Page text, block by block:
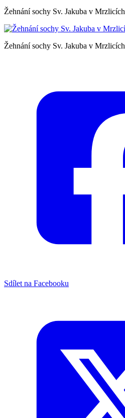
Žehnání sochy Sv. Jakuba v Mrzlicích
Žehnání sochy Sv. Jakuba v Mrzlicích
Sdílet na Facebooku